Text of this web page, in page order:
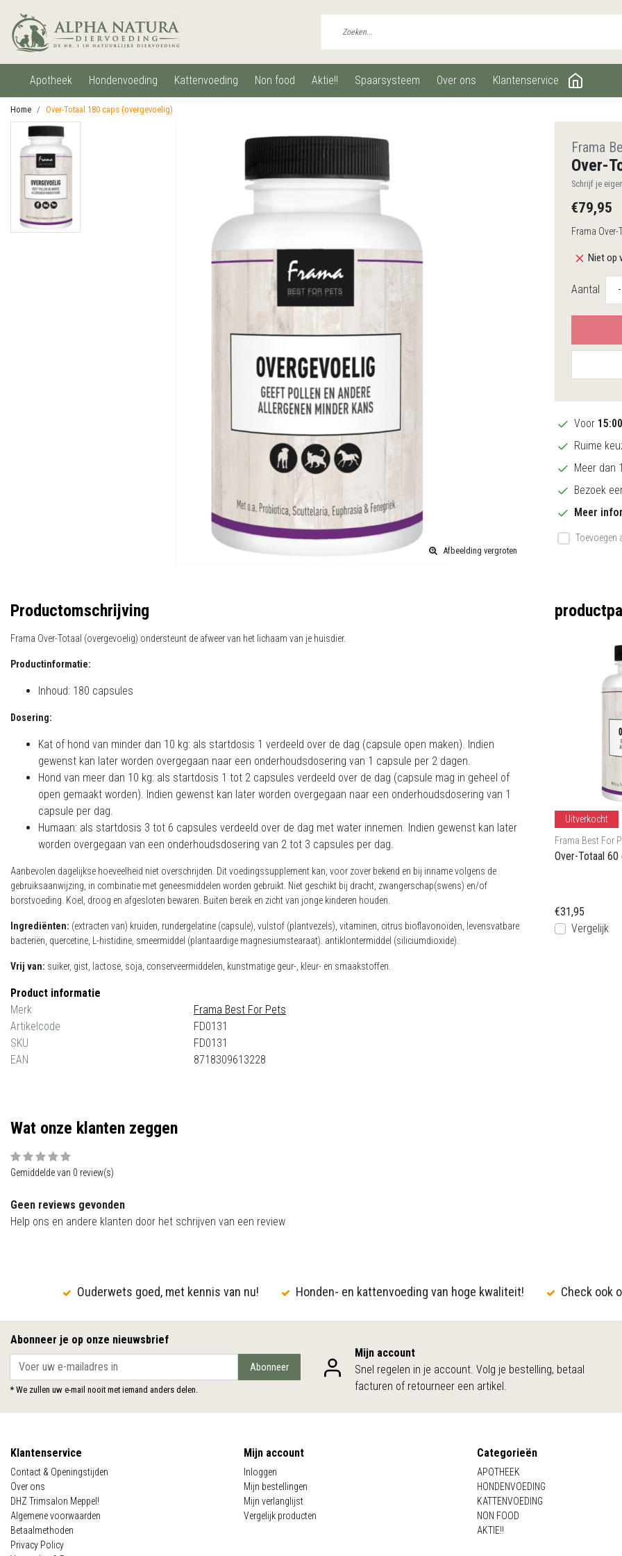
apotheek hondenvoeding kattenvoeding non food aktie!! spaarsysteem over ons klantenservice
Home Over-Totaal 180 caps (overgevoelig)
Afbeelding vergroten
Frama
Over-
Schrijf je
€79,95
Frama
Niet op
Aantal -
Voor 15:00
Ruime
Meer dan
Bezoek
Meer
Toevoegen
Productomschrijving
Frama Over-Totaal (overgevoelig) ondersteunt de afweer van het lichaam van je huisdier.
Productinformatie:
Inhoud: 180 capsules
Dosering:
Kat of hond van minder dan 10 kg: als startdosis 1 verdeeld over de dag (capsule open maken). Indien
gewenst kan later worden overgegaan naar een onderhoudsdosering van 1 capsule per 2 dagen.
Hond van meer dan 10 kg: als startdosis 1 tot 2 capsules verdeeld over de dag (capsule mag in geheel of
open gemaakt worden). Indien gewenst kan later worden overgegaan naar een onderhoudsdosering van 1
capsule per dag.
Humaan: als startdosis 3 tot 6 capsules verdeeld over de dag met water innemen. Indien gewenst kan later
worden overgegaan van een onderhoudsdosering van 2 tot 3 capsules per dag.
Aanbevolen dagelijkse hoeveelheid niet overschrijden. Dit voedingssupplement kan, voor zover bekend en bij inname volgens de
gebruiksaanwijzing, in combinatie met geneesmiddelen worden gebruikt. Niet geschikt bij dracht, zwangerschap(swens) en/of
borstvoeding. Koel, droog en afgesloten bewaren. Buiten bereik en zicht van jonge kinderen houden.
Ingrediënten: (extracten van) kruiden, rundergelatine (capsule), vulstof (plantvezels), vitaminen, citrus bioflavonoïden, levensvatbare
bacteriën, quercetine, L-histidine, smeermiddel (plantaardige magnesiumstearaat). antiklontermiddel (siliciumdioxide).
Vrij van: suiker, gist, lactose, soja, conserveermiddelen, kunstmatige geur-, kleur- en smaakstoffen.
Product informatie
Merk
Frama Best For Pets
Artikelcode
FD0131
SKU
FD0131
EAN
8718309613228
Uitverkocht
Frama Best For
Over-Totaal
€31,95
Vergelijk
Wat onze klanten zeggen
Gemiddelde van 0 review(s)
Geen reviews gevonden
Help ons en andere klanten door het schrijven van een review
Ouderwets goed, met kennis van nu! Honden- en kattenvoeding van hoge kwaliteit! Check ook
Abonneer je op onze nieuwsbrief
Abonneer
* We zullen uw e-mail nooit met iemand anders delen.
Mijn account
Snel regelen in je account. Volg je bestelling, betaal
facturen of retourneer een artikel.
Klantenservice
Contact & Openingstijden
Over ons
DHZ Trimsalon Meppel!
Algemene voorwaarden
Betaalmethoden
Privacy Policy
Mijn account
Inloggen
Mijn bestellingen
Mijn verlanglijst
Vergelijk producten
Categorieën
APOTHEEK
HONDENVOEDING
KATTENVOEDING
NON FOOD
AKTIE!!